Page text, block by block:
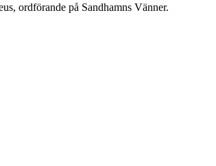
ordförande på Sandhamns Vänner.